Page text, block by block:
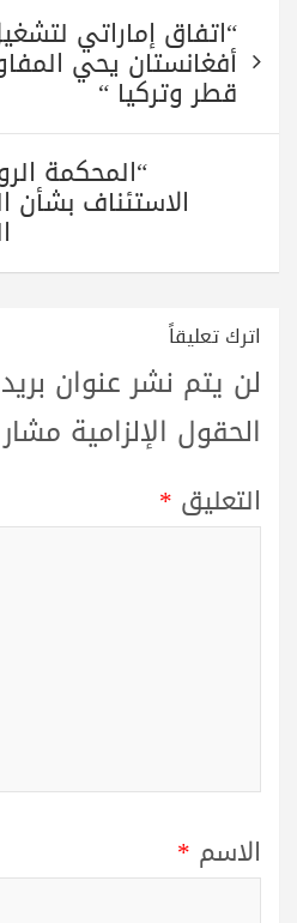
تصفّح
المقالات
“اتفاق إماراتي
أفغانستان يحي
قطر وتركيا “
“المحكمة
الاستئناف بشأن
اترك تعليقاً
لن يتم نشر عنوان
الحقول الإلزامية
التعليق *
الاسم *